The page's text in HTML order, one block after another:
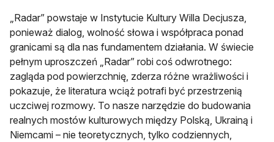
„Radar” powstaje w Instytucie Kultury Willa Decjusza,
ponieważ dialog, wolność słowa i współpraca ponad
granicami są dla nas fundamentem działania. W świecie
pełnym uproszczeń „Radar” robi coś odwrotnego:
zagląda pod powierzchnię, zderza różne wrażliwości i
pokazuje, że literatura wciąż potrafi być przestrzenią
uczciwej rozmowy. To nasze narzędzie do budowania
realnych mostów kulturowych między Polską, Ukrainą i
Niemcami – nie teoretycznych, tylko codziennych,